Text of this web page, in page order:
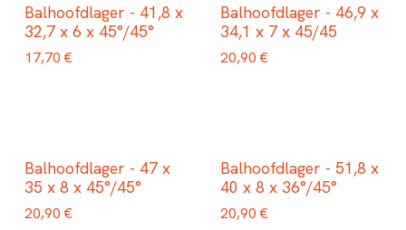
Balhoofdlager - 41,8 x
32,7 x 6 x 45°/45°
17,70 €
Balhoofdlager - 46,9 x
34,1 x 7 x 45/45
20,90 €
Balhoofdlager - 47 x
35 x 8 x 45°/45°
20,90 €
Balhoofdlager - 51,8 x
40 x 8 x 36°/45°
20,90 €